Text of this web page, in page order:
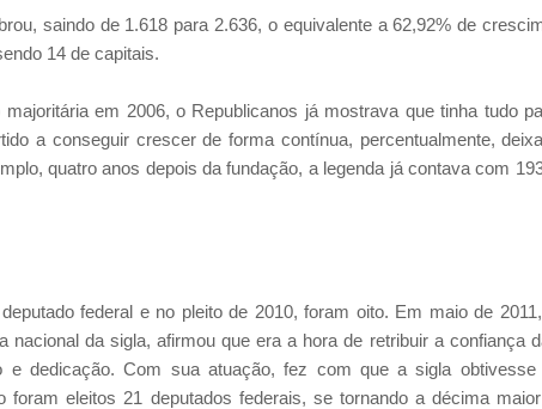
saindo de 1.618 para 2.636, o equivalente a 62,92% de
14 de capitais.
em 2006, o Republicanos já mostrava que tinha tudo
a conseguir crescer de forma contínua, percentualmente,
quatro anos depois da fundação, a legenda já contava com
federal e no pleito de 2010, foram oito. Em maio de
nacional da sigla, afirmou que era a hora de retribuir a confiança
e dedicação. Com sua atuação, fez com que a sigla obtivesse
foram eleitos 21 deputados federais, se tornando a décima